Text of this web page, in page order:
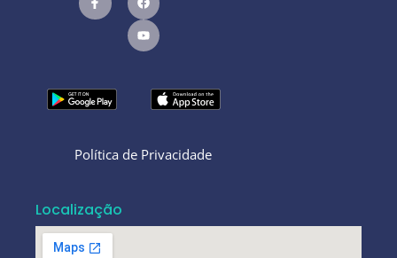
Política de Privacidade
Localização